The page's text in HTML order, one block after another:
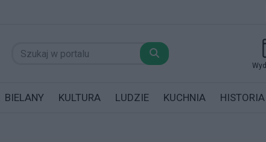
BIELANY KULTURA LUDZIE KUCHNIA HISTORIA